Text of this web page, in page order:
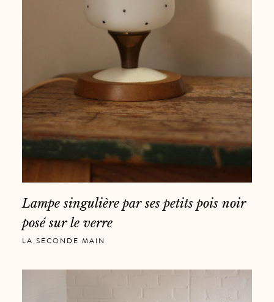
Lampe singulière par ses petits pois noir
posé sur le verre
LA SECONDE MAIN